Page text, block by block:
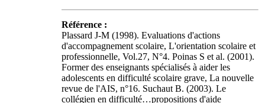
Référence :
Plassard J-M (1998). Evaluations d'actions
d'accompagnement scolaire, L'orientation scolaire et
professionnelle, Vol.27, N°4. Poinas S et al. (2001).
Former des enseignants spécialisés à aider les
adolescents en difficulté scolaire grave, La nouvelle
revue de l'AIS, n°16. Suchaut B. (2003). Le
collégien en difficulté…propositions d'aide